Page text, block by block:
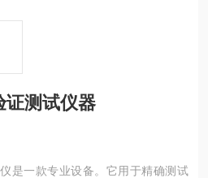
证测试仪器
是一款专业设备。它用于精确测试